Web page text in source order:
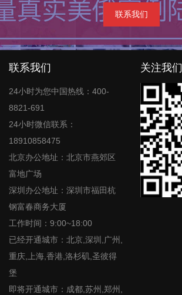
联系我们
联系我们
24小时为您中国热线：400-
8821-691
24小时微信联系：
18910858475
北京办公地址：北京市燕郊区
富地广场
深圳办公地址：深圳市福田杭
钢富春商务大厦
工作时间：9:00~18:00
已经开通城市：北京,深圳,广州,
重庆,上海,香港,洛杉矶,圣彼得
堡
即将开通城市：成都,苏州,郑州,
关注我们